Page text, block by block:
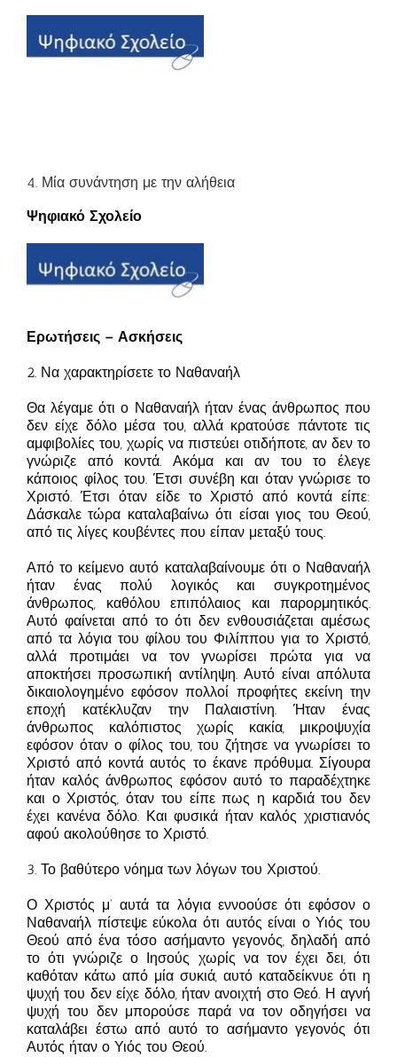
4. Μία συνάντηση με την αλήθεια
Ψηφιακό Σχολείο
Ερωτήσεις – Ασκήσεις
2. Να χαρακτηρίσετε το Ναθαναήλ
Θα λέγαμε ότι ο Ναθαναήλ ήταν ένας άνθρωπος που
δεν είχε δόλο μέσα του, αλλά κρατούσε πάντοτε τις
αμφιβολίες του, χωρίς να πιστεύει οτιδήποτε, αν δεν το
γνώριζε από κοντά. Ακόμα και αν του το έλεγε
κάποιος φίλος του. Έτσι συνέβη και όταν γνώρισε το
Χριστό. Έτσι όταν είδε το Χριστό από κοντά είπε:
Δάσκαλε τώρα καταλαβαίνω ότι είσαι γιος του Θεού,
από τις λίγες κουβέντες που είπαν μεταξύ τους.
Από το κείμενο αυτό καταλαβαίνουμε ότι ο Ναθαναήλ
ήταν ένας πολύ λογικός και συγκροτημένος
άνθρωπος, καθόλου επιπόλαιος και παρορμητικός.
Αυτό φαίνεται από το ότι δεν ενθουσιάζεται αμέσως
από τα λόγια του φίλου του Φιλίππου για το Χριστό,
αλλά προτιμάει να τον γνωρίσει πρώτα για να
αποκτήσει προσωπική αντίληψη. Αυτό είναι απόλυτα
δικαιολογημένο εφόσον πολλοί προφήτες εκείνη την
εποχή κατέκλυζαν την Παλαιστίνη. Ήταν ένας
άνθρωπος καλόπιστος χωρίς κακία, μικροψυχία
εφόσον όταν ο φίλος του, του ζήτησε να γνωρίσει το
Χριστό από κοντά αυτός το έκανε πρόθυμα. Σίγουρα
ήταν καλός άνθρωπος εφόσον αυτό το παραδέχτηκε
και ο Χριστός, όταν του είπε πως η καρδιά του δεν
έχει κανένα δόλο. Και φυσικά ήταν καλός χριστιανός
αφού ακολούθησε το Χριστό.
3. Το βαθύτερο νόημα των λόγων του Χριστού.
Ο Χριστός μ’ αυτά τα λόγια εννοούσε ότι εφόσον ο
Ναθαναήλ πίστεψε εύκολα ότι αυτός είναι ο Υιός του
Θεού από ένα τόσο ασήμαντο γεγονός, δηλαδή από
το ότι γνώριζε ο Ιησούς χωρίς να τον έχει δει, ότι
καθόταν κάτω από μία συκιά, αυτό καταδείκνυε ότι η
ψυχή του δεν είχε δόλο, ήταν ανοιχτή στο Θεό. Η αγνή
ψυχή του δεν μπορούσε παρά να τον οδηγήσει να
καταλάβει έστω από αυτό το ασήμαντο γεγονός ότι
Αυτός ήταν ο Υιός του Θεού.